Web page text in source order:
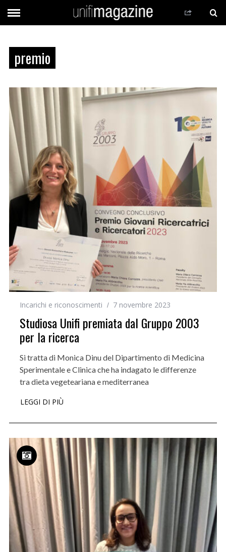
premio
Incarichi e riconoscimenti 7 novembre 2023
Studiosa Unifi premiata dal Gruppo 2003
per la ricerca
Si tratta di Monica Dinu del Dipartimento di Medicina
Sperimentale e Clinica che ha indagato le differenze
tra dieta vegeteariana e mediterranea
LEGGI DI PIÙ